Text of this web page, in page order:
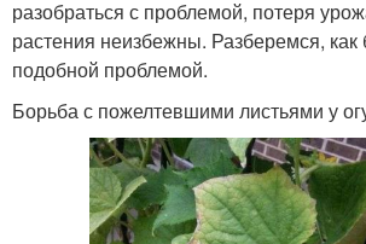
разобраться с проблемой, потеря
растения неизбежны. Разберемся, как
подобной проблемой.
Борьба с пожелтевшими листьями у